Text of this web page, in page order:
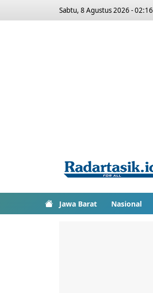
Sabtu, 8 Agustus 2026 - 02:16
Jawa Barat Nasional